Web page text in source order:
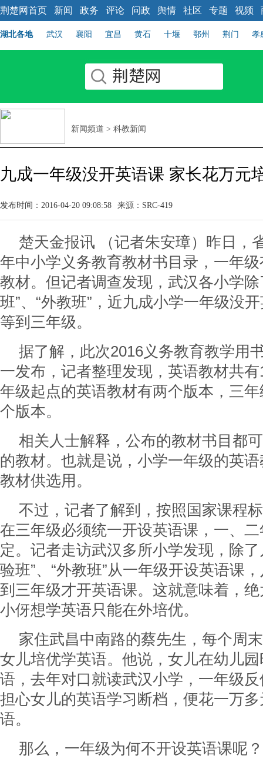
荆楚网首页 新闻 政务 评论 问政 舆情 社区 专题 视频
湖北各地 武汉 襄阳 宜昌 黄石 十堰 鄂州 荆门 孝
新闻频道 > 科教新闻
九成一年级没开英语课 家长花万元
发布时间：2016-04-20 09:08:58 来源：SRC-419
楚天金报讯 （记者朱安璋）昨日，
年中小学义务教育教材书目录，一年
教材。但记者调查发现，武汉各小学
班”、“外教班”，近九成小学一年级没
等到三年级。
据了解，此次2016义务教育教学用
一发布，记者整理发现，英语教材共
年级起点的英语教材有两个版本，三
个版本。
相关人士解释，公布的教材书目都
的教材。也就是说，小学一年级的英
教材供选用。
不过，记者了解到，按照国家课程
在三年级必须统一开设英语课，一、
定。记者走访武汉多所小学发现，除
验班”、“外教班”从一年级开设英语课
到三年级才开英语课。这就意味着，
小伢想学英语只能在外培优。
家住武昌中南路的蔡先生，每个周
女儿培优学英语。他说，女儿在幼儿
语，去年对口就读武汉小学，一年级
担心女儿的英语学习断档，便花一万
语。
那么，一年级为何不开设英语课呢